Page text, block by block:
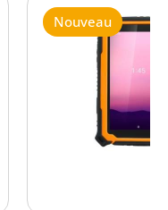
Nouveau